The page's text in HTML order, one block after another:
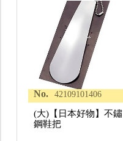
No. 42109101406
(大)【日本好物】不鏽
鋼鞋把